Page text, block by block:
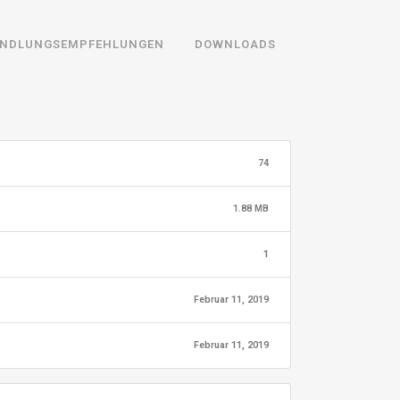
DOWNLOADS
74
1.88 MB
1
Februar 11, 2019
Februar 11, 2019